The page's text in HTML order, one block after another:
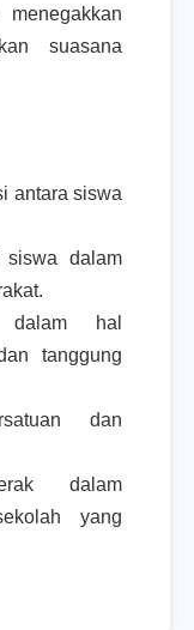
suasana
antara siswa
siswa dalam
dalam hal
tanggung
dan
dalam
yang